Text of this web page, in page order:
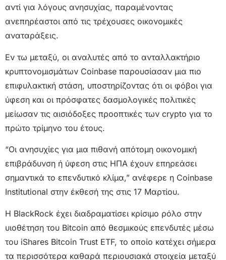
αντί για λόγους ανησυχίας, παραμένοντας
ανεπηρέαστοι από τις τρέχουσες οικονομικές
αναταράξεις.
Εν τω μεταξύ, οι αναλυτές από το ανταλλακτήριο
κρυπτονομισμάτων Coinbase παρουσίασαν μια πιο
επιφυλακτική στάση, υποστηρίζοντας ότι οι φόβοι για
ύφεση και οι πρόσφατες δασμολογικές πολιτικές
μείωσαν τις αισιόδοξες προοπτικές των crypto για το
πρώτο τρίμηνο του έτους.
“Οι ανησυχίες για μια πιθανή απότομη οικονομική
επιβράδυνση ή ύφεση στις ΗΠΑ έχουν επηρεάσει
σημαντικά το επενδυτικό κλίμα,” ανέφερε η Coinbase
Institutional στην έκθεσή της στις 17 Μαρτίου.
Η BlackRock έχει διαδραματίσει κρίσιμο ρόλο στην
υιοθέτηση του Bitcoin από θεσμικούς επενδυτές μέσω
του iShares Bitcoin Trust ETF, το οποίο κατέχει σήμερα
τα περισσότερα καθαρά περιουσιακά στοιχεία μεταξύ